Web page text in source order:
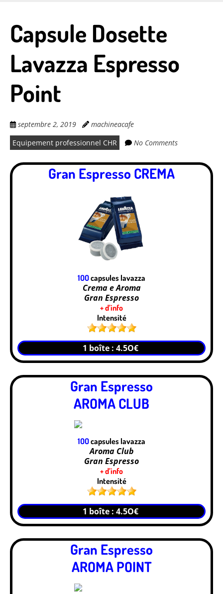
main
content
Capsule Dosette
Lavazza Espresso
Point
septembre 2, 2019
machineacafe
Equipement professionnel CHR
No Comments
Gran Espresso CREMA
1OOcapsules lavazza
Crema e Aroma
Gran Espresso
+ d’info
Intensité
1 boîte : 4.5O€
Gran Espresso
AROMA CLUB
1OOcapsules lavazza
Aroma Club
Gran Espresso
+ d’info
Intensité
1 boîte : 4.5O€
Gran Espresso
AROMA POINT